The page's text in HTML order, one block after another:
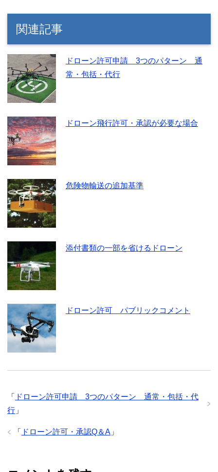
関連記事
ドローン許可申請 3つのパターン 通
常・包括・代行
ドローン飛行許可・承認が必要な場合
危険物輸送の追加基準
添付書類の一部を省けるドローン
ドローン許可 パブリックコメント
「
ドローン許可申請 3つのパターン 通常・包括・代
行 」
「 ドローン許可・承認Q＆A 」